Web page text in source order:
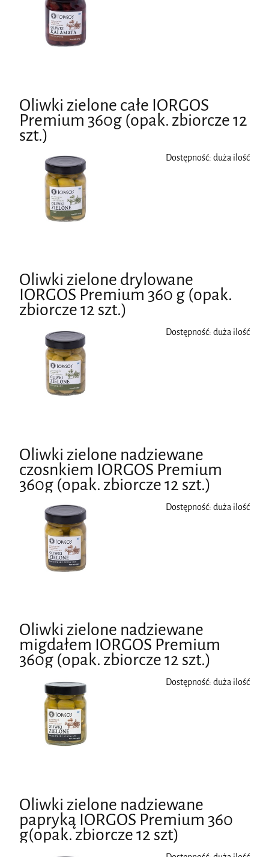
Oliwki zielone całe IORGOS
Premium 360g (opak. zbiorcze 12
szt.)
Dostępność: duża ilość
Oliwki zielone drylowane
IORGOS Premium 360 g (opak.
zbiorcze 12 szt.)
Dostępność: duża ilość
Oliwki zielone nadziewane
czosnkiem IORGOS Premium
360g (opak. zbiorcze 12 szt.)
Dostępność: duża ilość
Oliwki zielone nadziewane
migdałem IORGOS Premium
360g (opak. zbiorcze 12 szt.)
Dostępność: duża ilość
Oliwki zielone nadziewane
papryką IORGOS Premium 360
g(opak. zbiorcze 12 szt)